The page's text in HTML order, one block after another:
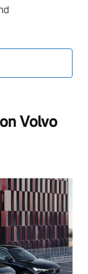
Volvo